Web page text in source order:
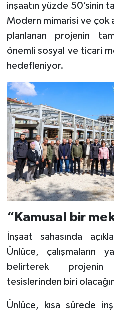
inşaatın yüzde 50’sinin
Modern mimarisi ve çok
planlanan projenin
önemli sosyal ve ticari
hedefleniyor.
“Kamusal bir
İnşaat sahasında
Ünlüce, çalışmaların
belirterek projenin
tesislerinden biri
Ünlüce, kısa sürede